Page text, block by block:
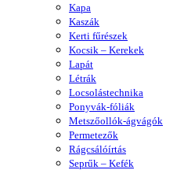
Kapa
Kaszák
Kerti fűrészek
Kocsik – Kerekek
Lapát
Létrák
Locsolástechnika
Ponyvák-fóliák
Metszőollók-ágvágók
Permetezők
Rágcsálóírtás
Seprűk – Kefék